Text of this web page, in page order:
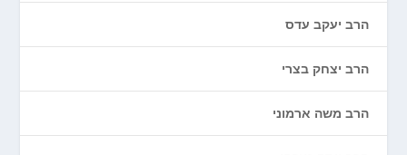
הרב יעקב עדס
הרב יצחק בצרי
הרב משה ארמוני